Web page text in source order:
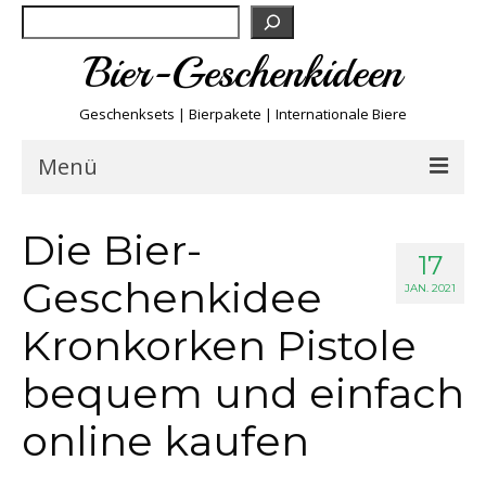
Bier-Geschenkideen
Geschenksets | Bierpakete | Internationale Biere
Menü
Biersorten
Bierboxen & Sets
Biere A-Z
17
JAN. 2021
Die Bier-
Geschenkidee
Kronkorken Pistole
bequem und einfach
online kaufen